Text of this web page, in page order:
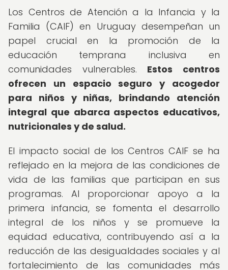
Los Centros de Atención a la Infancia y la
Familia (CAIF) en Uruguay desempeñan un
papel crucial en la promoción de la
educación temprana inclusiva en
comunidades vulnerables. Estos centros
ofrecen un espacio seguro y acogedor
para niños y niñas, brindando atención
integral que abarca aspectos educativos,
nutricionales y de salud.
El impacto social de los Centros CAIF se ha
reflejado en la mejora de las condiciones de
vida de las familias que participan en sus
programas. Al proporcionar apoyo a la
primera infancia, se fomenta el desarrollo
integral de los niños y se promueve la
equidad educativa, contribuyendo así a la
reducción de las desigualdades sociales y al
fortalecimiento de las comunidades más